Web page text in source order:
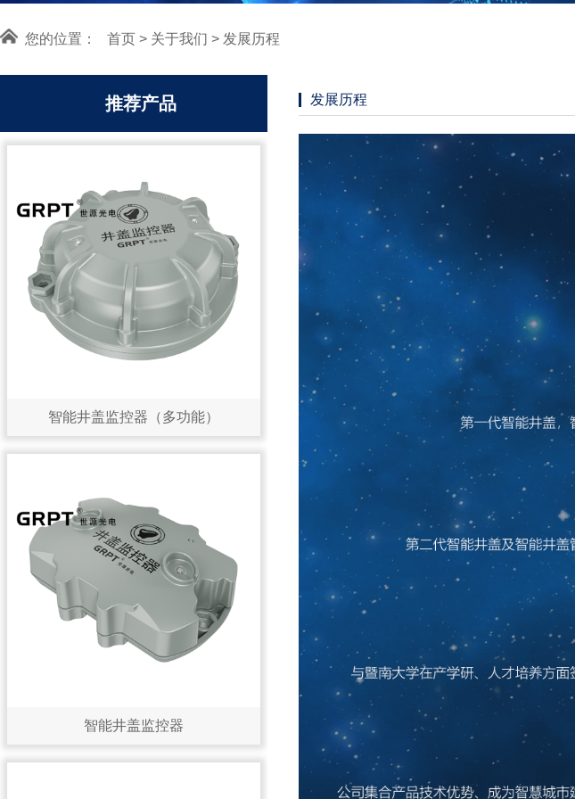
您的位置： 首页 > 关于我们 > 发展历程
推荐产品
智能井盖监控器（多功能）
智能井盖监控器
发展历程